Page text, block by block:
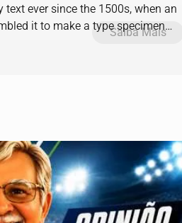
ever since the 1500s, when an
it to make a type specimen
Saiba Mais